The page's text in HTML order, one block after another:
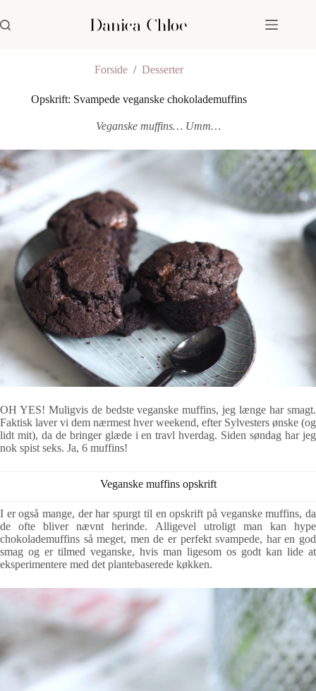
til
indhold
Forside /Desserter
Opskrift: Svampede veganske chokolademuffins
Veganske muffins… Umm…
OH YES! Muligvis de bedste veganske muffins, jeg længe har smagt.
Faktisk laver vi dem nærmest hver weekend, efter Sylvesters ønske (og
lidt mit), da de bringer glæde i en travl hverdag. Siden søndag har jeg
nok spist seks. Ja, 6 muffins!
Veganske muffins opskrift
I er også mange, der har spurgt til en opskrift på veganske muffins, da
de ofte bliver nævnt herinde. Alligevel utroligt man kan hype
chokolademuffins så meget, men de er perfekt svampede, har en god
smag og er tilmed veganske, hvis man ligesom os godt kan lide at
eksperimentere med det plantebaserede køkken.